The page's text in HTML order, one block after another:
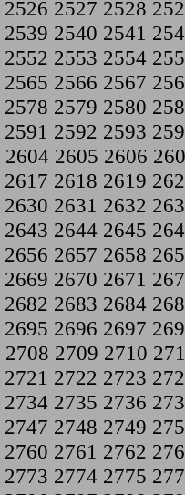
2526 2527 2528
2539 2540 2541
2552 2553 2554
2565 2566 2567
2578 2579 2580
2591 2592 2593
2604 2605 2606
2617 2618 2619
2630 2631 2632
2643 2644 2645
2656 2657 2658
2669 2670 2671
2682 2683 2684
2695 2696 2697
2708 2709 2710
2721 2722 2723
2734 2735 2736
2747 2748 2749
2760 2761 2762
2773 2774 2775